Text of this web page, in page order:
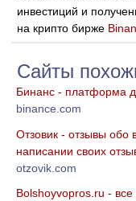
инвестиций и
на крипто бирже
Сайты
Бинанс - платформа
binance.com
Отзовик - отзывы обо
написании своих
otzovik.com
Bolshoyvopros.ru -